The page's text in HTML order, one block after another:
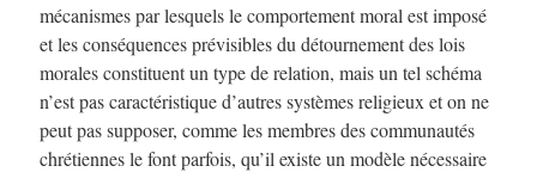
mécanismes par lesquels le comportement moral est imposé
et les conséquences prévisibles du détournement des lois
morales constituent un type de relation, mais un tel schéma
n’est pas caractéristique d’autres systèmes religieux et on ne
peut pas supposer, comme les membres des communautés
chrétiennes le font parfois, qu’il existe un modèle nécessaire